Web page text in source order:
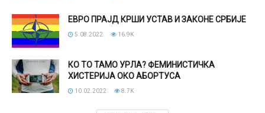
ЕВРО ПРАЈД КРШИ УСТАВ И ЗАКОНЕ СРБИЈЕ
5.08.2022. 16.9K
КО ТО ТАМО УРЛА? ФЕМИНИСТИЧКА
ХИСТЕРИЈА ОКО АБОРТУСА
10.02.2022. 8.7K